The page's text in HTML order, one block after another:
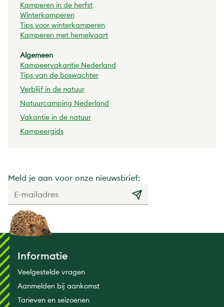
Kamperen in de herfst
Winterkamperen
Tips voor winterkamperen
Kamperen met hemelvaart
Algemeen
Kampeervakantie Nederland
Tips van de boswachter
Verblijf in de natuur
Natuurcamping Nederland
Vakantie in de natuur
Kampeergids
Meld je aan voor onze nieuwsbrief:
Informatie
Veelgestelde vragen
Aanmelden bij aankomst
Tarieven en seizoenen